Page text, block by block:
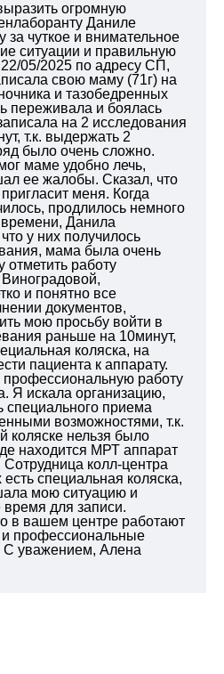
огромную
Даниле
за чуткое и внимательное
ситуации и правильную
05/2025 по адресу СП,
свою маму (71г) на
и тазобедренных
переживала и боялась
на 2 исследования
т.к. выдержать 2
было очень сложно.
маме удобно лечь,
ее жалобы. Сказал, что
меня. Когда
продлилось немного
Данила
у них получилось
мама была очень
отметить работу
и понятно все
документов,
мою просьбу войти в
раньше на 10минут,
коляска, на
пациента к аппарату.
профессиональную работу
Я искала организацию,
специального приема
возможностями, т.к.
коляске нельзя было
находится МРТ аппарат
колл-центра
есть специальная коляска,
мою ситуацию и
для записи.
в вашем центре работают
профессиональные
С уважением, Алена